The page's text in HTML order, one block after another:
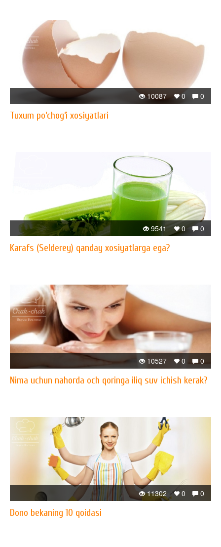
0
0
10087
Tuxum po‘chog‘i xosiyatlari
0
0
9541
Karafs (Selderey) qanday xosiyatlarga ega?
0
0
10527
Nima uchun nahorda och qoringa iliq suv ichish kerak?
0
0
11302
Dono bekaning 10 qoidasi